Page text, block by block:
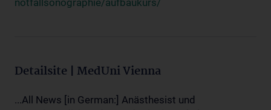
notfallsonographie/aufbaukurs/
Detailsite | MedUni Vienna
...All News [in German:] Anästhesist und